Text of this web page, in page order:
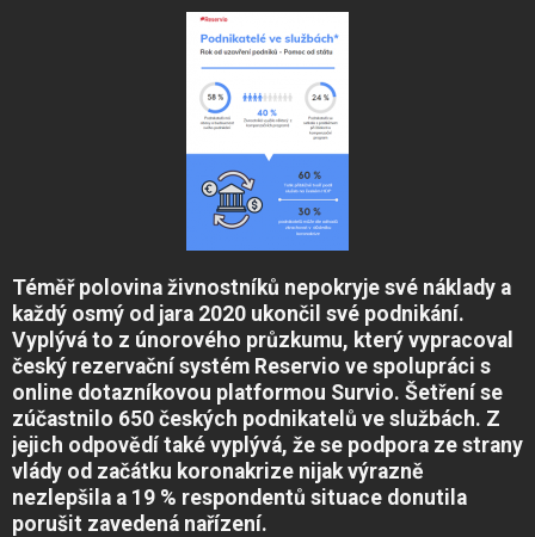
Téměř polovina živnostníků nepokryje své náklady a
každý osmý od jara 2020 ukončil své podnikání.
Vyplývá to z únorového průzkumu, který vypracoval
český rezervační systém Reservio ve spolupráci s
online dotazníkovou platformou Survio. Šetření se
zúčastnilo 650 českých podnikatelů ve službách. Z
jejich odpovědí také vyplývá, že se podpora ze strany
vlády od začátku koronakrize nijak výrazně
nezlepšila a 19 % respondentů situace donutila
porušit zavedená nařízení.